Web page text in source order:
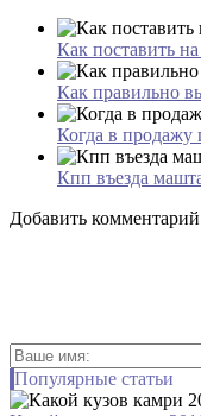
Как поставить
Как правильно
Когда в продажу
Кпп въезда
Добавить комментарий
Популярные статьи